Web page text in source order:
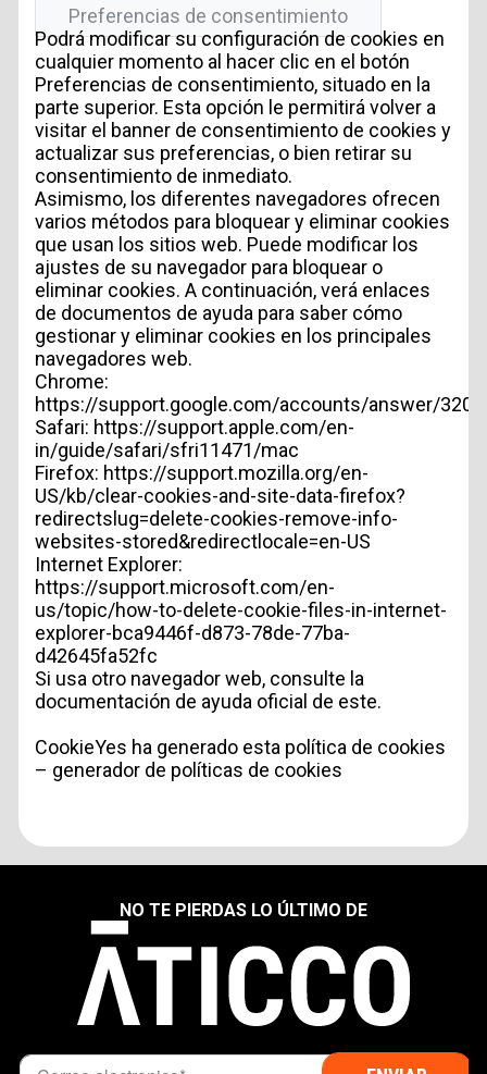
Preferencias de consentimiento
Podrá modificar su configuración de cookies en
cualquier momento al hacer clic en el botón
Preferencias de consentimiento, situado en la
parte superior. Esta opción le permitirá volver a
visitar el banner de consentimiento de cookies y
actualizar sus preferencias, o bien retirar su
consentimiento de inmediato.
Asimismo, los diferentes navegadores ofrecen
varios métodos para bloquear y eliminar cookies
que usan los sitios web. Puede modificar los
ajustes de su navegador para bloquear o
eliminar cookies. A continuación, verá enlaces
de documentos de ayuda para saber cómo
gestionar y eliminar cookies en los principales
navegadores web.
Chrome:
https://support.google.com/accounts/answer/
Safari: https://support.apple.com/en-
in/guide/safari/sfri11471/mac
Firefox: https://support.mozilla.org/en-
US/kb/clear-cookies-and-site-data-firefox?
redirectslug=delete-cookies-remove-info-
websites-stored&redirectlocale=en-US
Internet Explorer:
https://support.microsoft.com/en-
us/topic/how-to-delete-cookie-files-in-internet-
explorer-bca9446f-d873-78de-77ba-
d42645fa52fc
Si usa otro navegador web, consulte la
documentación de ayuda oficial de este.
CookieYes ha generado esta política de cookies
– generador de políticas de cookies
INFORMACIÓN PERSONAL
TIPO DE SOLICITUD
Acepto laPolítica de Privacidad*
NO TE PIERDAS LO ÚLTIMO DE